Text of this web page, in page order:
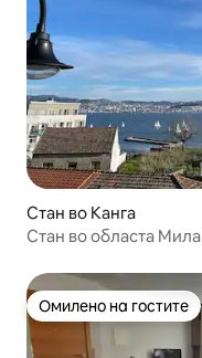
Стан во Канга
Стан во областа Мила
Омилено на гостите
Омилено на гостите